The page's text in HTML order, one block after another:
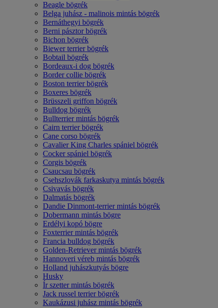
Beagle bögrék
Belga juhász - malinois mintás bögrék
Bernáthegyi bögrék
Berni pásztor bögrék
Bichon bögrék
Biewer terrier bögrék
Bobtail bögrék
Bordeaux-i dog bögrék
Border collie bögrék
Boston terrier bögrék
Boxeres bögrék
Brüsszeli griffon bögrék
Bulldog bögrék
Bullterrier mintás bögrék
Cairn terrier bögrék
Cane corso bögrék
Cavalier King Charles spániel bögrék
Cocker spániel bögrék
Corgis bögrék
Csaucsau bögrék
Csehszlovák farkaskutya mintás bögrék
Csivavás bögrék
Dalmatás bögrék
Dandie Dinmont-terrier mintás bögrék
Dobermann mintás bögre
Erdélyi kopó bögre
Foxterrier mintás bögrék
Francia bulldog bögrék
Golden-Retriever mintás bögrék
Hannoveri véreb mintás bögrék
Holland juhászkutyás bögre
Husky
Ír szetter mintás bögrék
Jack russel terrier bögrék
Kaukázusi juhász mintás bögrék